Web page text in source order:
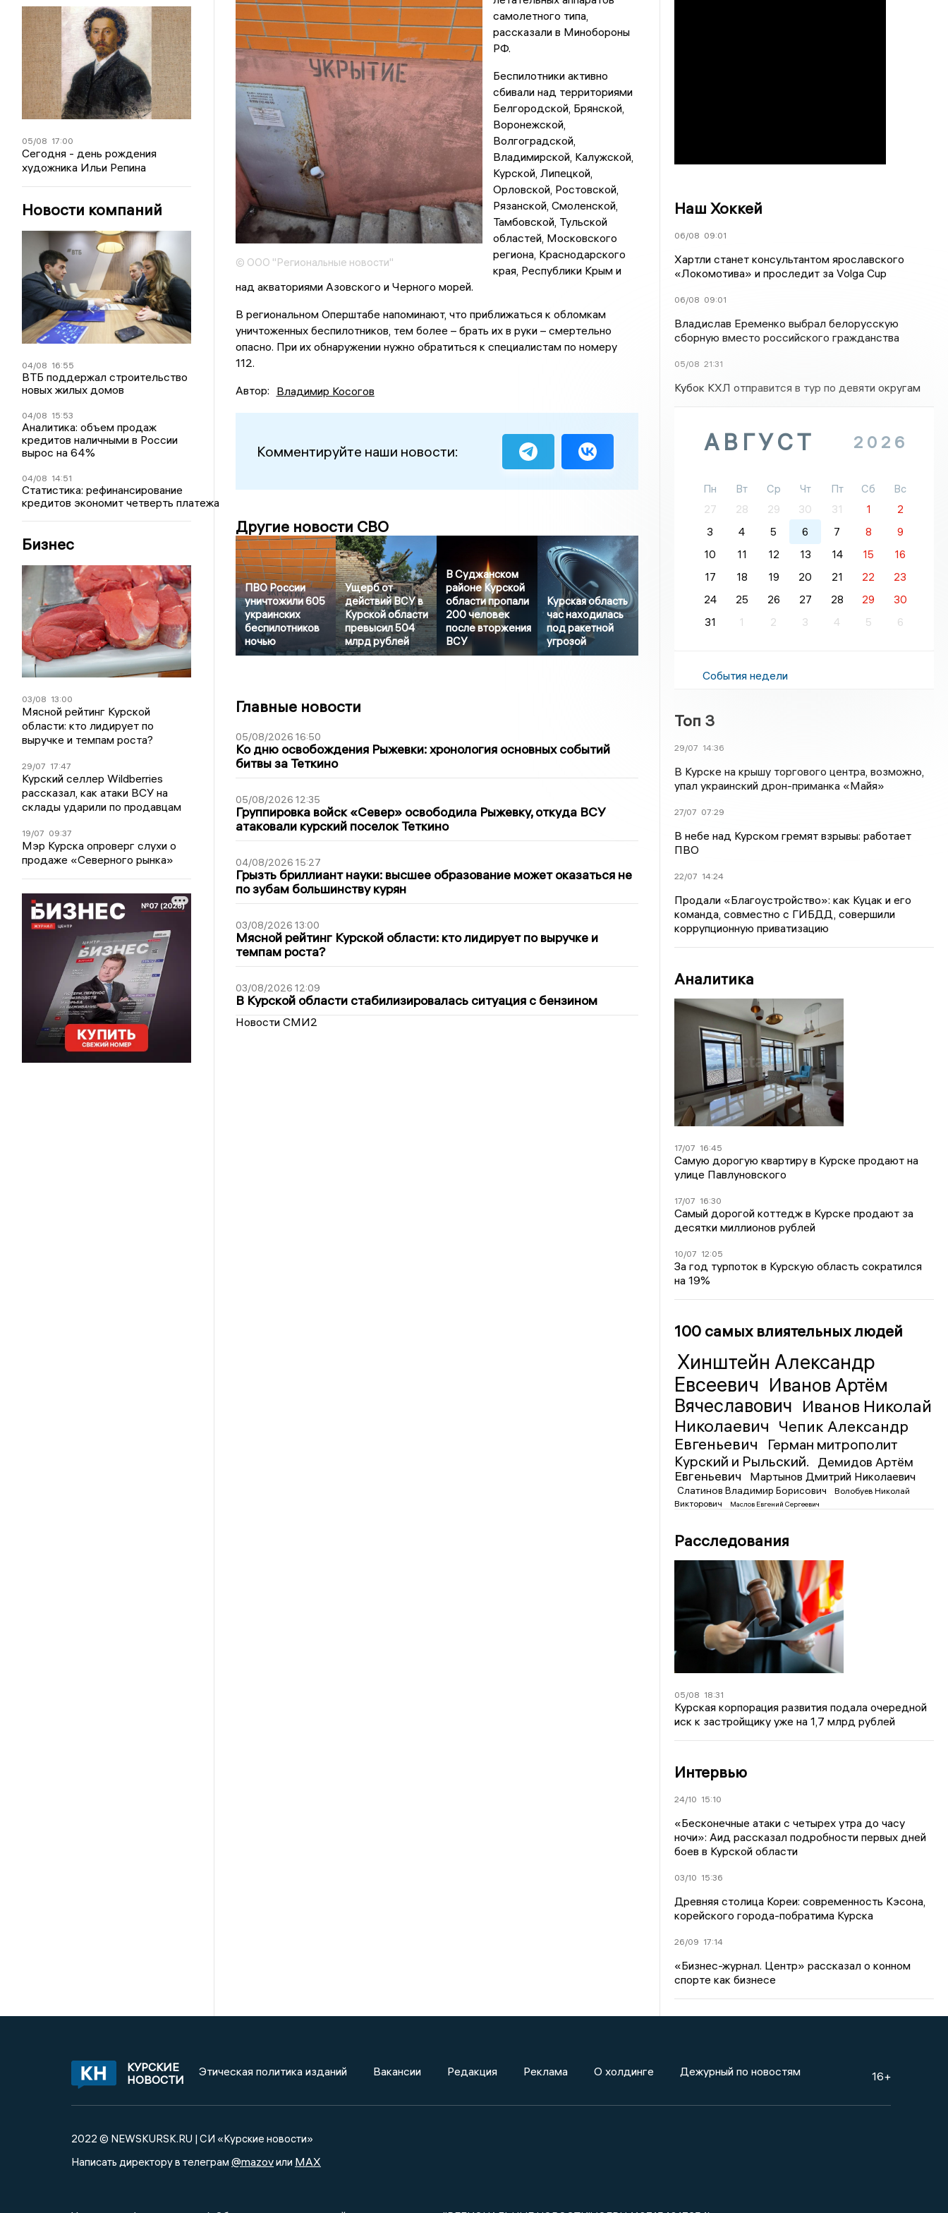
05/08 17:00
Сегодня - день рождения
художника Ильи Репина
Новости компаний
04/08 16:55
ВТБ поддержал строительство
новых жилых домов
04/08 15:53
Аналитика: объем продаж
кредитов наличными в России
вырос на 64%
04/08 14:51
Статистика: рефинансирование
кредитов экономит четверть платежа
Бизнес
03/08 13:00
Мясной рейтинг Курской
области: кто лидирует по
выручке и темпам роста?
29/07 17:47
Курский селлер Wildberries
рассказал, как атаки ВСУ на
склады ударили по продавцам
19/07 09:37
Мэр Курска опроверг слухи о
продаже «Северного рынка»
© ООО "Региональные новости"
самолетного типа,
рассказали в Минобороны
РФ.
Беспилотники активно
сбивали над территориями
Белгородской, Брянской,
Воронежской,
Волгоградской,
Владимирской, Калужской,
Курской, Липецкой,
Орловской, Ростовской,
Рязанской, Смоленской,
Тамбовской, Тульской
областей, Московского
региона, Краснодарского
края, Республики Крым и
над акваториями Азовского и Черного морей.
В региональном Оперштабе напоминают, что приближаться к обломкам
уничтоженных беспилотников, тем более – брать их в руки – смертельно
опасно. При их обнаружении нужно обратиться к специалистам по номеру
112.
Автор: Владимир Косогов
Комментируйте наши новости:
Другие новости СВО
ПВО России
уничтожили 605
украинских
беспилотников
ночью
Ущерб от
действий ВСУ в
Курской области
превысил 504
млрд рублей
В Суджанском
районе Курской
области пропали
200 человек
после вторжения
ВСУ
Курская область
час находилась
под ракетной
угрозой
Главные новости
05/08/2026 16:50
Ко дню освобождения Рыжевки: хронология основных событий
битвы за Теткино
05/08/2026 12:35
Группировка войск «Север» освободила Рыжевку, откуда ВСУ
атаковали курский поселок Теткино
04/08/2026 15:27
Грызть бриллиант науки: высшее образование может оказаться не
по зубам большинству курян
03/08/2026 13:00
Мясной рейтинг Курской области: кто лидирует по выручке и
темпам роста?
03/08/2026 12:09
В Курской области стабилизировалась ситуация с бензином
Новости СМИ2
Наш Хоккей
06/08 09:01
Хартли станет консультантом ярославского
«Локомотива» и проследит за Volga Cup
06/08 09:01
Владислав Еременко выбрал белорусскую
сборную вместо российского гражданства
05/08 21:31
Кубок КХЛ отправится в тур по девяти округам
АВГУСТ 2026
Пн Вт Ср Чт Пт Сб
Вс
27
28 29 30 31 1
2
3
4 5 6 7 8
9
10
11 12 13 14 15
16
17
18 19 20 21 22
23
24
25 26 27 28 29
30
31
1 2 3 4 5 6
События недели
Топ 3
29/07 14:36
В Курске на крышу торгового центра, возможно,
упал украинский дрон-приманка «Майя»
27/07 07:29
В небе над Курском гремят взрывы: работает
ПВО
22/07 14:24
Продали «Благоустройство»: как Куцак и его
команда, совместно с ГИБДД, совершили
коррупционную приватизацию
Аналитика
17/07 16:45
Самую дорогую квартиру в Курске продают на
улице Павлуновского
17/07 16:30
Самый дорогой коттедж в Курске продают за
десятки миллионов рублей
10/07 12:05
За год турпоток в Курскую область сократился
на 19%
100 самых влиятельных людей
Хинштейн Александр
Евсеевич Иванов Артём
Вячеславович Иванов Николай
Николаевич Чепик Александр
Евгеньевич
Герман митрополит
Курский и Рыльский.
Демидов Артём
Евгеньевич
Мартынов Дмитрий Николаевич
Слатинов Владимир Борисович
Волобуев Николай
Викторович
Маслов Евгений Сергеевич
Расследования
05/08 18:31
Курская корпорация развития подала очередной
иск к застройщику уже на 1,7 млрд рублей
Интервью
24/10 15:10
«Бесконечные атаки с четырех утра до часу
ночи»: Аид рассказал подробности первых дней
боев в Курской области
03/10 15:36
Древняя столица Кореи: современность Кэсона,
корейского города-побратима Курска
26/09 17:14
«Бизнес-журнал. Центр» рассказал о конном
спорте как бизнесе
КУРСКИЕ
НОВОСТИ
Этическая политика изданий Вакансии Редакция Реклама О холдинге Дежурный по новостям 16+
2022 © NEWSKURSK.RU | СИ «Курские новости»
Написать директору в телеграм @mazovили MAX